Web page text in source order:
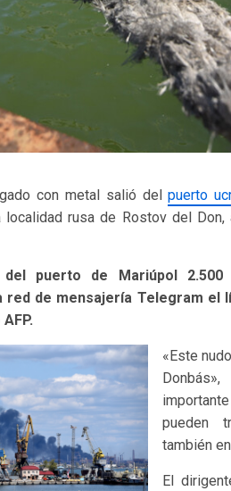
con metal salió delpuerto
rusa de Rostov del
puerto de Mariúpol 2.500
red de mensajería Telegram
«Este
pueden
también
El